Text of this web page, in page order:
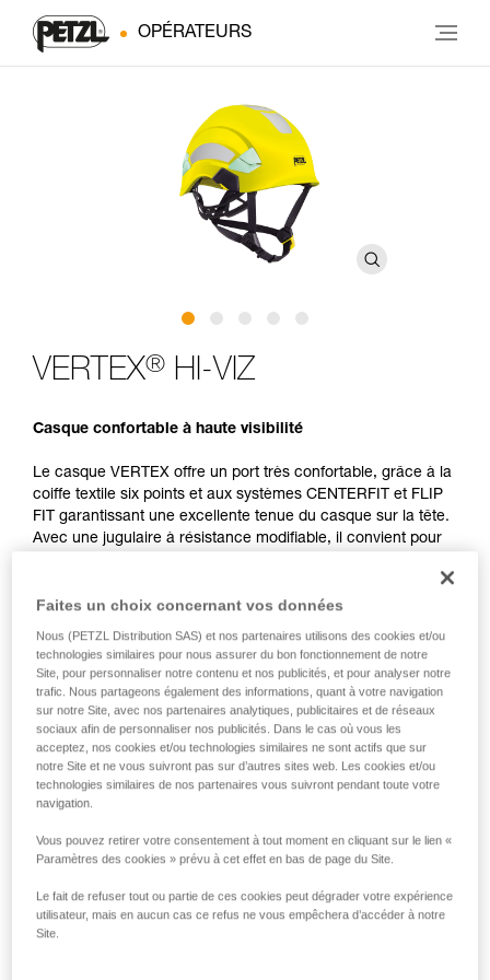
OPÉRATEURS
VERTEX® HI-VIZ
Casque confortable à haute visibilité
Le casque VERTEX offre un port très confortable, grâce à la
coiffe textile six points et aux systèmes CENTERFIT et FLIP
FIT garantissant une excellente tenue du casque sur la tête.
Avec une jugulaire à résistance modifiable, il convient pour
externe fermée protège contre les risques électriques et les
flammes. L’intégration optimale d'une lampe frontale Petzl,
multiples accessoires en fait un casque entièrement
modulable, répondant aux besoins additionnels des
professionnels. La version haute visibilité est dotée d'une
coque externe de couleur fluorescente avec des clips
phosphorescents et des bandes réfléchissantes, pour une
visibilité optimale du travailleur, de jour et de nuit.
VERTEX
Faites un choix concernant vos données
Nous (PETZL Distribution SAS) et nos partenaires utilisons des cookies et/ou
technologies similaires pour nous assurer du bon fonctionnement de notre
Site, pour personnaliser notre contenu et nos publicités, et pour analyser notre
trafic. Nous partageons également des informations, quant à votre navigation
sur notre Site, avec nos partenaires analytiques, publicitaires et de réseaux
sociaux afin de personnaliser nos publicités. Dans le cas où vous les
acceptez, nos cookies et/ou technologies similaires ne sont actifs que sur
notre Site et ne vous suivront pas sur d’autres sites web. Les cookies et/ou
technologies similaires de nos partenaires vous suivront pendant toute votre
navigation.
Vous pouvez retirer votre consentement à tout moment en cliquant sur le lien «
Paramètres des cookies » prévu à cet effet en bas de page du Site.
Le fait de refuser tout ou partie de ces cookies peut dégrader votre expérience
utilisateur, mais en aucun cas ce refus ne vous empêchera d’accéder à notre
Site.